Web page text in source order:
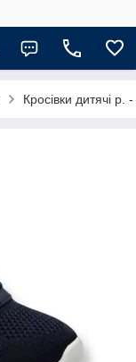
Кросівки дитячі р. -